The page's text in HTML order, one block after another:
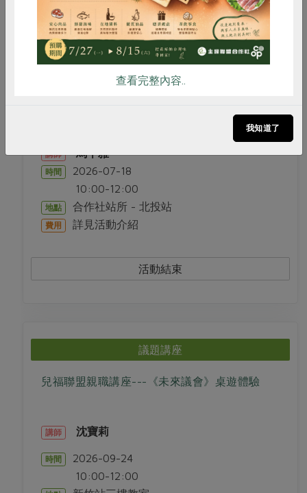
講師 馬千雅
時間 2026-07-18
10:00-12:00
地點 合作社站所 - 北投站
費用 詳見活動介紹
活動結束
議題講座
兒福聯盟親職講座---《未來議會》桌遊體驗
講師 沈寶莉
時間 2026-09-24
10:00-12:00
查看完整內容..
我知道了